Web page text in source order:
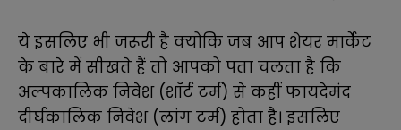
ये इसलिए भी जरूरी है क्योंकि जब आप शेयर मार्केट
के बारे में सीखते हैं तो आपको पता चलता है कि
अल्पकालिक निवेश (शॉर्ट टर्म) से कहीं फायदेमंद
दीर्घकालिक निवेश (लांग टर्म) होता है। इसलिए